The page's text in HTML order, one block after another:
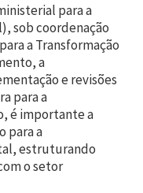
para a
sob coordenação
a Transformação
a
e revisões
para a
é importante a
para a
estruturando
o setor